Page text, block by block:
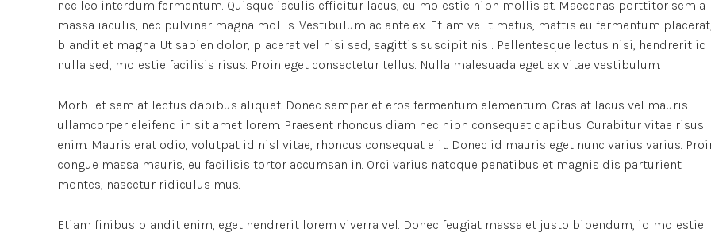
nec leo interdum fermentum. Quisque iaculis efficitur lacus, eu molestie nibh mollis at. Maecenas porttitor sem a
massa iaculis, nec pulvinar magna mollis. Vestibulum ac ante ex. Etiam velit metus, mattis eu fermentum placerat,
blandit et magna. Ut sapien dolor, placerat vel nisi sed, sagittis suscipit nisl. Pellentesque lectus nisi, hendrerit id
nulla sed, molestie facilisis risus. Proin eget consectetur tellus. Nulla malesuada eget ex vitae vestibulum.
Morbi et sem at lectus dapibus aliquet. Donec semper et eros fermentum elementum. Cras at lacus vel mauris
ullamcorper eleifend in sit amet lorem. Praesent rhoncus diam nec nibh consequat dapibus. Curabitur vitae risus
enim. Mauris erat odio, volutpat id nisl vitae, rhoncus consequat elit. Donec id mauris eget nunc varius varius.
congue massa mauris, eu facilisis tortor accumsan in. Orci varius natoque penatibus et magnis dis parturient
montes, nascetur ridiculus mus.
Etiam finibus blandit enim, eget hendrerit lorem viverra vel. Donec feugiat massa et justo bibendum, id molestie